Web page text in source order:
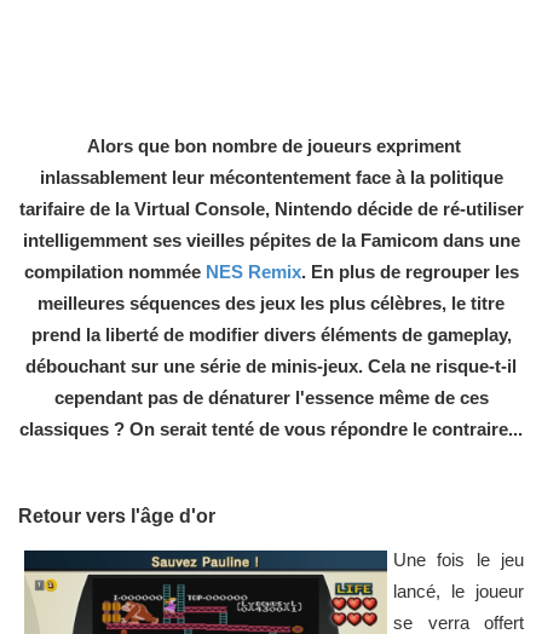
Alors que bon nombre de joueurs expriment
inlassablement leur mécontentement face à la politique
tarifaire de la Virtual Console, Nintendo décide de ré-utiliser
intelligemment ses vieilles pépites de la Famicom dans une
compilation nommée NES Remix. En plus de regrouper les
meilleures séquences des jeux les plus célèbres, le titre
prend la liberté de modifier divers éléments de gameplay,
débouchant sur une série de minis-jeux. Cela ne risque-t-il
cependant pas de dénaturer l'essence même de ces
classiques ? On serait tenté de vous répondre le contraire...
Retour vers l'âge d'or
Une fois le jeu
lancé, le joueur
se verra offert